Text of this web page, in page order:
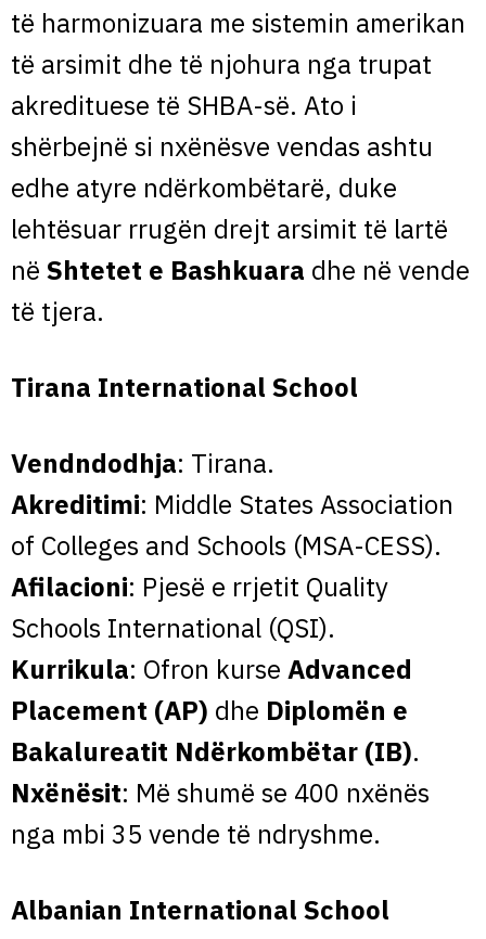
të harmonizuara me sistemin amerikan
të arsimit dhe të njohura nga trupat
akredituese të SHBA-së. Ato i
shërbejnë si nxënësve vendas ashtu
edhe atyre ndërkombëtarë, duke
lehtësuar rrugën drejt arsimit të lartë
në Shtetet e Bashkuara dhe në vende
të tjera.
Tirana International School
Vendndodhja: Tirana.
Akreditimi: Middle States Association
of Colleges and Schools (MSA-CESS).
Afilacioni: Pjesë e rrjetit Quality
Schools International (QSI).
Kurrikula: Ofron kurse Advanced
Placement (AP) dhe Diplomën e
Bakalureatit Ndërkombëtar (IB).
Nxënësit: Më shumë se 400 nxënës
nga mbi 35 vende të ndryshme.
Albanian International School